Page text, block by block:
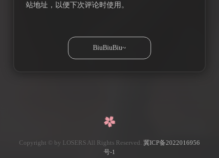
站地址，以便下次评论时使用。
Copyright © by LOSERS All Rights Reserved. 冀ICP备2022016956
号-1